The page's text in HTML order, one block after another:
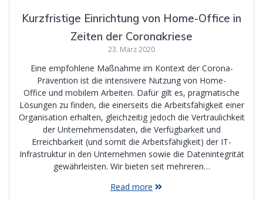
Kurzfristige Einrichtung von Home-Office in
Zeiten der Coronakriese
23. März 2020
Eine empfohlene Maßnahme im Kontext der Corona-
Prävention ist die intensivere Nutzung von Home-
Office und mobilem Arbeiten. Dafür gilt es, pragmatische
Lösungen zu finden, die einerseits die Arbeitsfähigkeit einer
Organisation erhalten, gleichzeitig jedoch die Vertraulichkeit
der Unternehmensdaten, die Verfügbarkeit und
Erreichbarkeit (und somit die Arbeitsfähigkeit) der IT-
Infrastruktur in den Unternehmen sowie die Datenintegrität
gewährleisten. Wir bieten seit mehreren…
Read more